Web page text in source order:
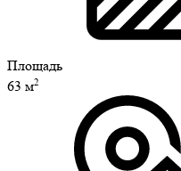
Площадь
63 м2